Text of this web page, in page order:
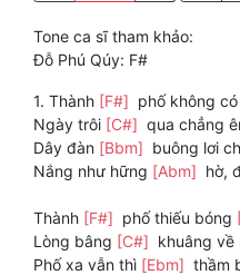
Tone ca sĩ tham khảo:
Đỗ Phú Qúy: F#
1. Thành [F#] phố không có
Ngày trôi [C#] qua chẳng
Dây đàn [Bbm] buông lơi
Nắng như hững [Abm] hờ,
Thành [F#] phố thiếu bóng
Lòng bâng [C#] khuâng về
Phố xa vẫn thì [Ebm] thầm